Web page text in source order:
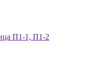
П1-1, П1-2